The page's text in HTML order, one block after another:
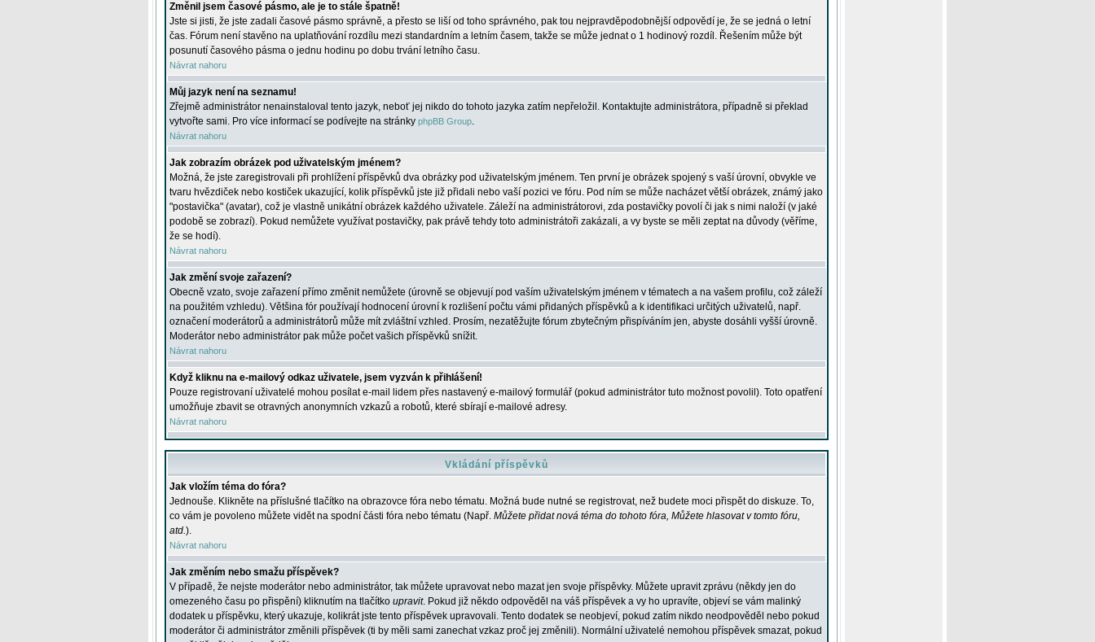
Změnil jsem časové pásmo, ale je to stále špatně!
Jste si jisti, že jste zadali časové pásmo správně, a přesto se liší od toho správného, pak tou nejpravděpodobnější odpovědí je, že se jedná o letní
čas. Fórum není stavěno na uplatňování rozdílu mezi standardním a letním časem, takže se může jednat o 1 hodinový rozdíl. Řešením může být
posunutí časového pásma o jednu hodinu po dobu trvání letního času.
Návrat nahoru
Můj jazyk není na seznamu!
Zřejmě administrátor nenainstaloval tento jazyk, neboť jej nikdo do tohoto jazyka zatím nepřeložil. Kontaktujte administrátora, případně si překlad
vytvořte sami. Pro více informací se podívejte na stránky phpBB Group.
Návrat nahoru
Jak zobrazím obrázek pod uživatelským jménem?
Možná, že jste zaregistrovali při prohlížení příspěvků dva obrázky pod uživatelským jménem. Ten první je obrázek spojený s vaší úrovní, obvykle ve
tvaru hvězdiček nebo kostiček ukazující, kolik příspěvků jste již přidali nebo vaší pozici ve fóru. Pod ním se může nacházet větší obrázek, známý jako
"postavička" (avatar), což je vlastně unikátní obrázek každého uživatele. Záleží na administrátorovi, zda postavičky povolí či jak s nimi naloží (v jaké
podobě se zobrazí). Pokud nemůžete využívat postavičky, pak právě tehdy toto administrátoři zakázali, a vy byste se měli zeptat na důvody (věříme,
že se hodí).
Návrat nahoru
Jak změní svoje zařazení?
Obecně vzato, svoje zařazení přímo změnit nemůžete (úrovně se objevují pod vaším uživatelským jménem v tématech a na vašem profilu, což záleží
na použitém vzhledu). Většina fór používají hodnocení úrovní k rozlišení počtu vámi přidaných příspěvků a k identifikaci určitých uživatelů, např.
označení moderátorů a administrátorů může mít zvláštní vzhled. Prosím, nezatěžujte fórum zbytečným přispíváním jen, abyste dosáhli vyšší úrovně.
Moderátor nebo administrátor pak může počet vašich příspěvků snížit.
Návrat nahoru
Když kliknu na e-mailový odkaz uživatele, jsem vyzván k přihlášení!
Pouze registrovaní uživatelé mohou posílat e-mail lidem přes nastavený e-mailový formulář (pokud administrátor tuto možnost povolil). Toto opatření
umožňuje zbavit se otravných anonymních vzkazů a robotů, které sbírají e-mailové adresy.
Návrat nahoru
Vkládání příspěvků
Jak vložím téma do fóra?
Jednouše. Klikněte na příslušné tlačítko na obrazovce fóra nebo tématu. Možná bude nutné se registrovat, než budete moci přispět do diskuze. To,
co vám je povoleno můžete vidět na spodní části fóra nebo tématu (Např. Můžete přidat nová téma do tohoto fóra, Můžete hlasovat v tomto fóru,
atd.).
Návrat nahoru
Jak změním nebo smažu příspěvek?
V případě, že nejste moderátor nebo administrátor, tak můžete upravovat nebo mazat jen svoje příspěvky. Můžete upravit zprávu (někdy jen do
omezeného času po přispění) kliknutím na tlačítko upravit. Pokud již někdo odpověděl na váš příspěvek a vy ho upravíte, objeví se vám malinký
dodatek u příspěvku, který ukazuje, kolikrát jste tento příspěvek upravovali. Tento dodatek se neobjeví, pokud zatím nikdo neodpověděl nebo pokud
moderátor či administrátor změnili příspěvek (ti by měli sami zanechat vzkaz proč jej změnili). Normální uživatelé nemohou příspěvek smazat, pokud